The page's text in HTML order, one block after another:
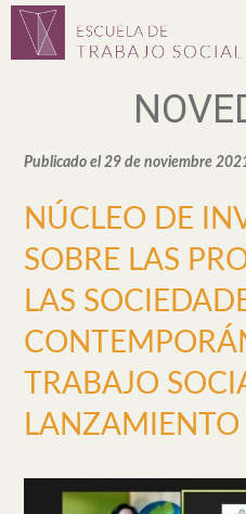
Publicado el 29 de noviembre
NÚCLEO DE
SOBRE LAS
LAS
TRABAJO
LANZAMIENTO